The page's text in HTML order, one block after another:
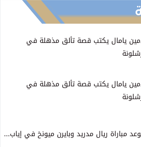
يامال يكتب قصة تألق مذهلة في
يامال يكتب قصة تألق مذهلة في
مباراة ريال مدريد وبايرن ميونخ في إياب...